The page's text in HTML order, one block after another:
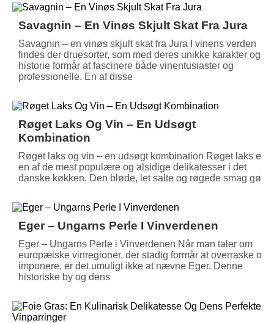
Savagnin – En Vinøs Skjult Skat Fra Jura
Savagnin – en vinøs skjult skat fra Jura I vinens verden
findes der druesorter, som med deres unikke karakter og
historie formår at fascinere både vinentusiaster og
professionelle. En af disse
Røget Laks Og Vin – En Udsøgt
Kombination
Røget laks og vin – en udsøgt kombination Røget laks er
en af de mest populære og alsidige delikatesser i det
danske køkken. Den bløde, let salte og røgede smag gør
Eger – Ungarns Perle I Vinverdenen
Eger – Ungarns Perle i Vinverdenen Når man taler om
europæiske vinregioner, der stadig formår at overraske og
imponere, er det umuligt ikke at nævne Eger. Denne
historiske by og dens